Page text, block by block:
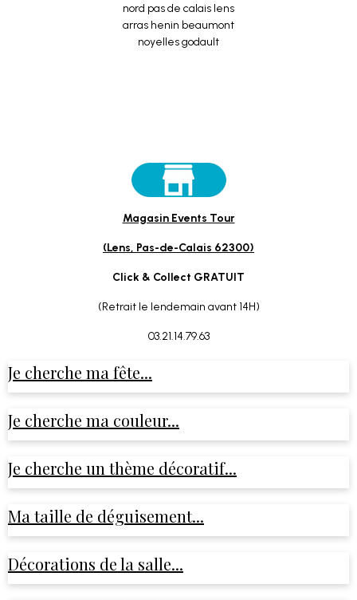
Magasin Events Tour
(Lens, Pas-de-Calais 62300)
Click & Collect GRATUIT
(Retrait le lendemain avant 14H)
03.21.14.79.63
Je cherche ma fête...
Je cherche ma couleur...
Je cherche un thème décoratif...
Ma taille de déguisement...
Décorations de la salle...